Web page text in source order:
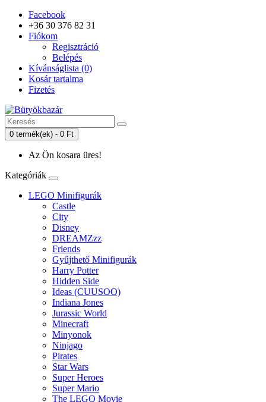
Facebook
+36 30 376 82 31
Fiókom
Regisztráció
Belépés
Kívánságlista (0)
Kosár tartalma
Fizetés
0 termék(ek) - 0 Ft
Az Ön kosara üres!
Kategóriák
LEGO Minifigurák
Castle
City
Disney
DREAMZzz
Friends
Gyűjthető Minifigurák
Harry Potter
Hidden Side
Ideas (CUUSOO)
Indiana Jones
Jurassic World
Minecraft
Minyonok
Ninjago
Pirates
Star Wars
Super Heroes
Super Mario
The LEGO Movie